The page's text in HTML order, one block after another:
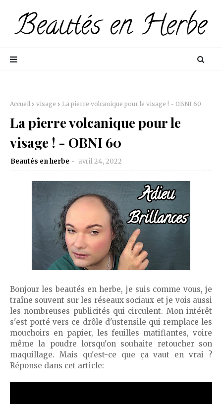
Accueil visage La pierre volcanique pour le visage ! - OBNI 60
La pierre volcanique pour le
visage ! - OBNI 60
Beautés en herbe avril 24, 2022
Bonjour les beautés en herbe, je suis comme vous, je
traîne souvent sur les réseaux sociaux et je vois aussi
les nombreuses publicités qui circulent. Mon intérêt
s'est porté vers ce drôle d'ustensile qui remplace les
mouchoirs en papier, les feuilles matifiantes, voire
même la poudre lorsqu'on souhaite retoucher son
maquillage. Mais qu'est-ce que ça vaut en vrai ?
Réponse dans cet article: